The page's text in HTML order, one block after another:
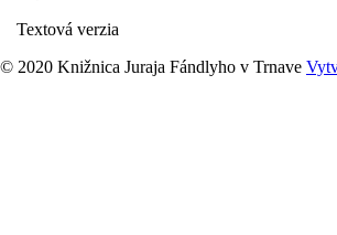
Textová verzia
© 2020 Knižnica Juraja Fándlyho v Trnave